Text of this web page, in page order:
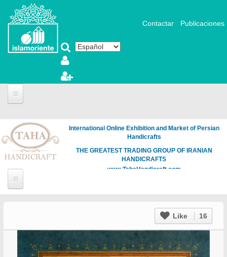
Pasar al contenido principal
Contactar Publicaciones
International Online Exhibition and Market of Persian
Handicrafts
THE GREATEST TRADING GROUP OF IRANIAN
HANDICRAFTS
www.TahaHandicraft.com
Like 16